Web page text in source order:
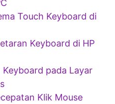
Touch Keyboard di
Keyboard di HP
pada Layar
Klik Mouse